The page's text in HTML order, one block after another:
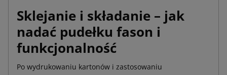
Sklejanie i składanie – jak
nadać pudełku fason i
funkcjonalność
Po wydrukowaniu kartonów i zastosowaniu